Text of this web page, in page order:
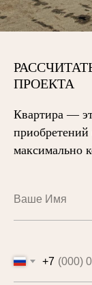
ПРОЕКТА
Квартира —
максимально
+7